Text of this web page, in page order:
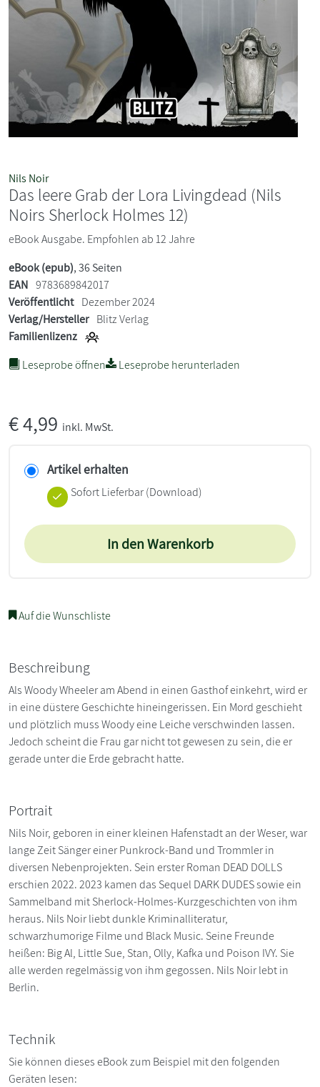
Nils Noir
Das leere Grab der Lora Livingdead (Nils
Noirs Sherlock Holmes 12)
eBook Ausgabe. Empfohlen ab 12 Jahre
eBook (epub), 36 Seiten
EAN 9783689842017
Veröffentlicht Dezember 2024
Verlag/Hersteller Blitz Verlag
Familienlizenz
Leseprobe öffnen
Leseprobe herunterladen
€4,99 inkl. MwSt.
Artikel erhalten
Sofort Lieferbar (Download)
In den Warenkorb
Auf die Wunschliste
Beschreibung
Als Woody Wheeler am Abend in einen Gasthof einkehrt, wird er
in eine düstere Geschichte hineingerissen. Ein Mord geschieht
und plötzlich muss Woody eine Leiche verschwinden lassen.
Jedoch scheint die Frau gar nicht tot gewesen zu sein, die er
gerade unter die Erde gebracht hatte.
Portrait
Nils Noir, geboren in einer kleinen Hafenstadt an der Weser, war
lange Zeit Sänger einer Punkrock-Band und Trommler in
diversen Nebenprojekten. Sein erster Roman DEAD DOLLS
erschien 2022. 2023 kamen das Sequel DARK DUDES sowie ein
Sammelband mit Sherlock-Holmes-Kurzgeschichten von ihm
heraus. Nils Noir liebt dunkle Kriminalliteratur,
schwarzhumorige Filme und Black Music. Seine Freunde
heißen: Big Al, Little Sue, Stan, Olly, Kafka und Poison IVY. Sie
alle werden regelmässig von ihm gegossen. Nils Noir lebt in
Berlin.
Technik
Sie können dieses eBook zum Beispiel mit den folgenden
Geräten lesen: